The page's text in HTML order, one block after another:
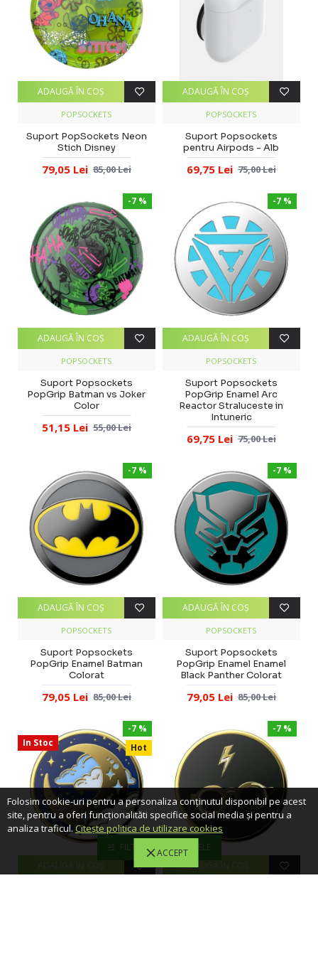
POPSOCKETS
Suport PopSockets Neon
Stich Disney
79,05 Lei 85,00 Lei
ADAUGĂ ÎN COŞ
POPSOCKETS
Suport Popsockets
pentru Airpods - Alb
69,75 Lei 75,00 Lei
ADAUGĂ ÎN COŞ
-7 %
POPSOCKETS
Suport Popsockets
PopGrip Batman vs Joker
Color
51,15 Lei 55,00 Lei
ADAUGĂ ÎN COŞ
-7 %
POPSOCKETS
Suport Popsockets
PopGrip Enamel Arc
Reactor Straluceste in
Intuneric
69,75 Lei 75,00 Lei
ADAUGĂ ÎN COŞ
-7 %
POPSOCKETS
Suport Popsockets
PopGrip Enamel Batman
Colorat
79,05 Lei 85,00 Lei
ADAUGĂ ÎN COŞ
-7 %
POPSOCKETS
Suport Popsockets
PopGrip Enamel Enamel
Black Panther Colorat
79,05 Lei 85,00 Lei
ADAUGĂ ÎN COŞ
Hot
-7 %
In Stoc
ADAUGĂ ÎN COŞ
-7 %
ADAUGĂ ÎN COŞ
ACCEPT
Folosim cookie-uri pentru a personaliza conținutul disponibil pe acest
site, pentru a oferi funcționalităti specifice social media și pentru a
analiza traficul. Citește politica de utilizare cookies
FILTREAZA PRODUSELE